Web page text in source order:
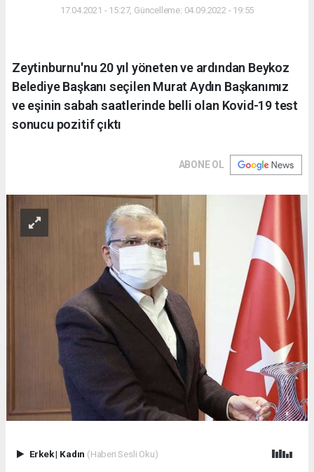
17.04.2021 - 15:27, Güncelleme: 04.09.2022 - 19:55
Zeytinburnu'nu 20 yıl yöneten ve ardından Beykoz
Belediye Başkanı seçilen Murat Aydın Başkanımız
ve eşinin sabah saatlerinde belli olan Kovid-19 test
sonucu pozitif çıktı
ABONE OL
Erkek| Kadın (Haberi Sesli Oku)